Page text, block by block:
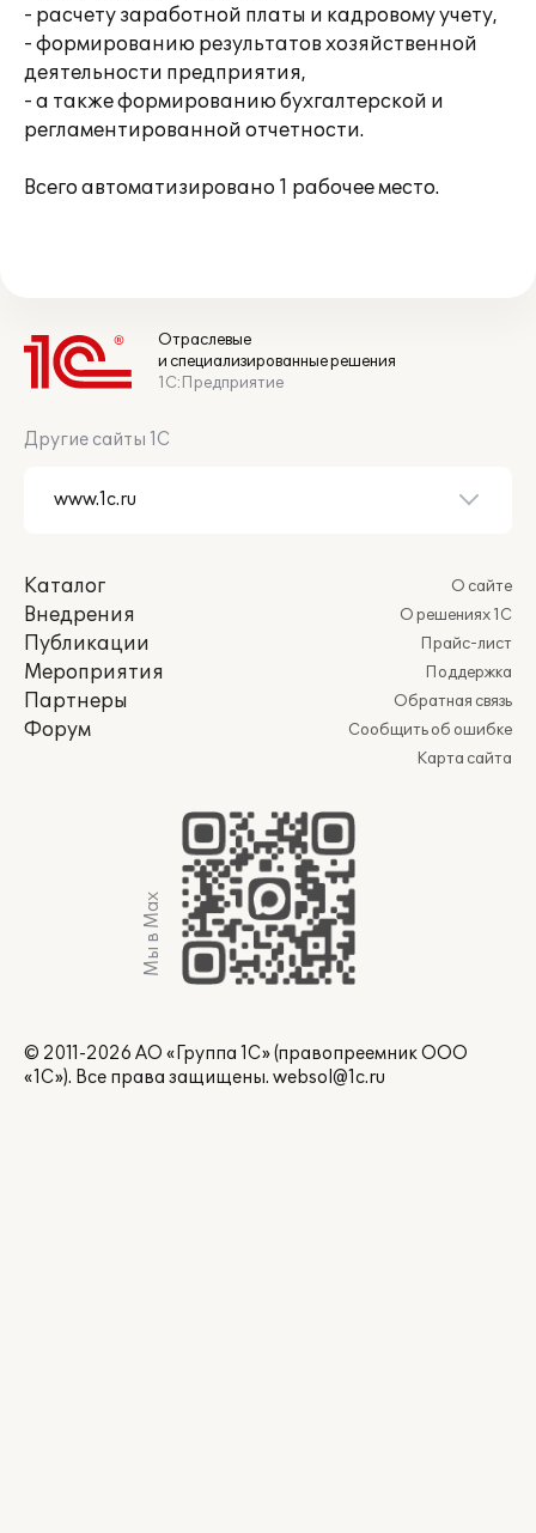
- расчету заработной платы и кадровому учету,
- формированию результатов хозяйственной
деятельности предприятия,
- а также формированию бухгалтерской и
регламентированной отчетности.
Всего автоматизировано 1 рабочее место.
Отраслевые
и специализированные решения
1С:Предприятие
Другие сайты 1С
Каталог
Внедрения
Публикации
Мероприятия
Партнеры
Форум
О сайте
О решениях 1С
Прайс-лист
Поддержка
Обратная связь
Сообщить об ошибке
Карта сайта
Мы в Max
© 2011-2026 АО «Группа 1С» (правопреемник ООО
«1С»). Все права защищены. websol@1c.ru